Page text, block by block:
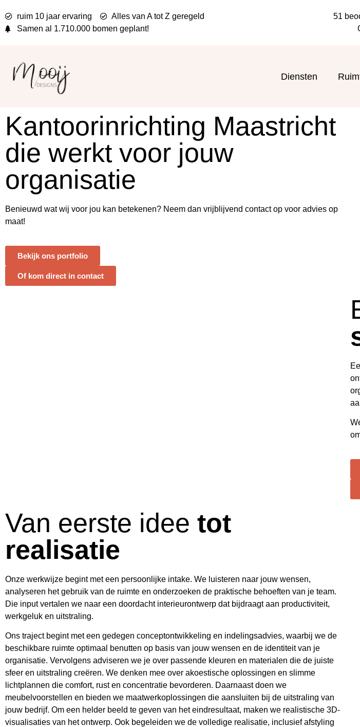
ruim 10 jaar ervaring
Alles van A tot Z geregeld
Samen al 1.710.000 bomen geplant!
51
Diensten
Kantoorinrichting Maastricht
die werkt voor jouw
organisatie
Benieuwd wat wij voor jou kan betekenen? Neem dan vrijblijvend contact op voor advies op
maat!
Bekijk ons portfolio
Of kom direct in contact
Van eerste idee tot
realisatie
Onze werkwijze begint met een persoonlijke intake. We luisteren naar jouw wensen,
analyseren het gebruik van de ruimte en onderzoeken de praktische behoeften van je team.
Die input vertalen we naar een doordacht interieurontwerp dat bijdraagt aan productiviteit,
werkgeluk en uitstraling.
Ons traject begint met een gedegen conceptontwikkeling en indelingsadvies, waarbij we de
beschikbare ruimte optimaal benutten op basis van jouw wensen en de identiteit van je
organisatie. Vervolgens adviseren we je over passende kleuren en materialen die de juiste
sfeer en uitstraling creëren. We denken mee over akoestische oplossingen en slimme
lichtplannen die comfort, rust en concentratie bevorderen. Daarnaast doen we
meubelvoorstellen en bieden we maatwerkoplossingen die aansluiten bij de uitstraling van
jouw bedrijf. Om een helder beeld te geven van het eindresultaat, maken we realistische 3D-
visualisaties van het ontwerp. Ook begeleiden we de volledige realisatie, inclusief afstyling